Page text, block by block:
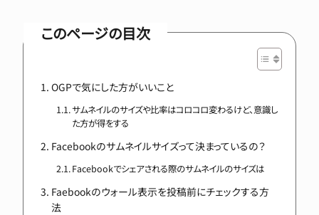
このページの目次
OGPで気にした方がいいこと
サムネイルのサイズや比率はコロコロ変わるけど、意識し
た方が得をする
Facebookのサムネイルサイズって決まっているの？
Facebookでシェアされる際のサムネイルのサイズは
Faebookのウォール表示を投稿前にチェックする方
法